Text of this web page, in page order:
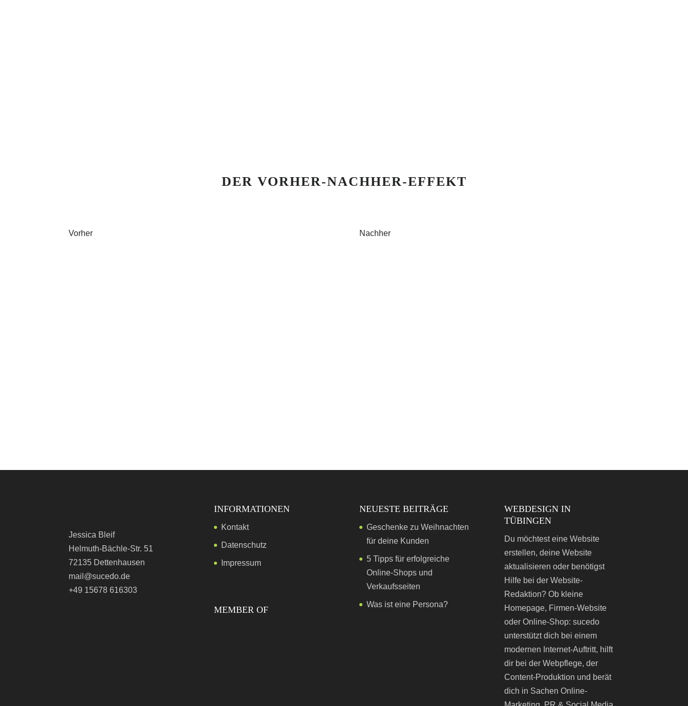
DER VORHER-NACHHER-EFFEKT
Vorher Nachher
Jessica Bleif
Helmuth-Bächle-Str. 51
72135 Dettenhausen
mail@sucedo.de
+49 15678 616303
INFORMATIONEN
Kontakt
Datenschutz
Impressum
MEMBER OF
NEUESTE BEITRÄGE
Geschenke zu Weihnachten
für deine Kunden
5 Tipps für erfolgreiche
Online-Shops und
Verkaufsseiten
Was ist eine Persona?
WEBDESIGN IN
TÜBINGEN
Du möchtest eine Website
erstellen, deine Website
aktualisieren oder benötigst
Hilfe bei der Website-
Redaktion? Ob kleine
Homepage, Firmen-Website
oder Online-Shop: sucedo
unterstützt dich bei einem
modernen Internet-Auftritt, hilft
dir bei der Webpflege, der
Content-Produktion und berät
dich in Sachen Online-